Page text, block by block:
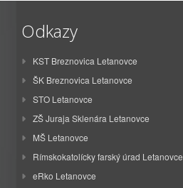
Odkazy
KST Breznovica Letanovce
ŠK Breznovica Letanovce
STO Letanovce
ZŠ Juraja Sklenára Letanovce
MŠ Letanovce
Rímskokatolícky farský úrad Letanovce
eRko Letanovce